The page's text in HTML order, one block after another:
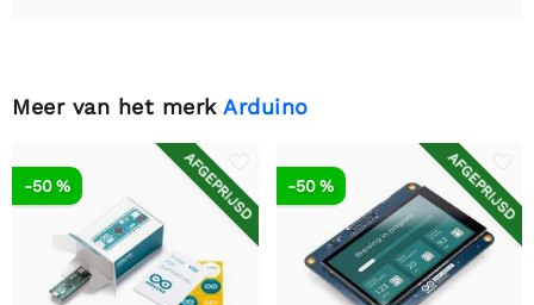
Meer van het merk Arduino
AFGEPRIJSD
-50 % AFGEPRIJSD
-50 %